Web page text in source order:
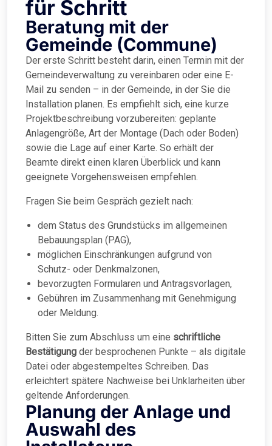
für Schritt
Beratung mit der
Gemeinde (Commune)
Der erste Schritt besteht darin, einen Termin mit der
Gemeindeverwaltung zu vereinbaren oder eine E-
Mail zu senden – in der Gemeinde, in der Sie die
Installation planen. Es empfiehlt sich, eine kurze
Projektbeschreibung vorzubereiten: geplante
Anlagengröße, Art der Montage (Dach oder Boden)
sowie die Lage auf einer Karte. So erhält der
Beamte direkt einen klaren Überblick und kann
geeignete Vorgehensweisen empfehlen.
Fragen Sie beim Gespräch gezielt nach:
dem Status des Grundstücks im allgemeinen
Bebauungsplan (PAG),
möglichen Einschränkungen aufgrund von
Schutz- oder Denkmalzonen,
bevorzugten Formularen und Antragsvorlagen,
Gebühren im Zusammenhang mit Genehmigung
oder Meldung.
Bitten Sie zum Abschluss um eine schriftliche
Bestätigung der besprochenen Punkte – als digitale
Datei oder abgestempeltes Schreiben. Das
erleichtert spätere Nachweise bei Unklarheiten über
geltende Anforderungen.
Planung der Anlage und
Auswahl des